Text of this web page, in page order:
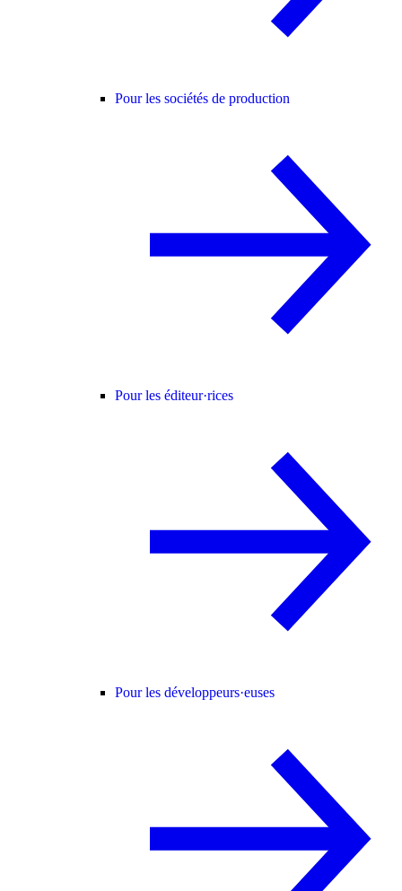
Pour les sociétés de production
Pour les éditeur·rices
Pour les développeurs·euses